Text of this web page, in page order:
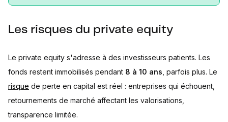
Les risques du private equity
Le private equity s'adresse à des investisseurs patients. Les
fonds restent immobilisés pendant 8 à 10 ans , parfois plus. Le
risque de perte en capital est réel : entreprises qui échouent,
retournements de marché affectant les valorisations,
transparence limitée.